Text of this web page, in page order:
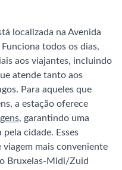
localizada na Avenida
Funciona todos os dias,
aos viajantes, incluindo
atende tanto aos
Para aqueles que
a estação oferece
, garantindo uma
cidade. Esses
mais conveniente
Bruxelas-Midi/Zuid